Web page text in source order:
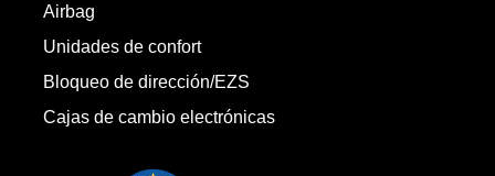
Airbag
Unidades de confort
Bloqueo de dirección/EZS
Cajas de cambio electrónicas